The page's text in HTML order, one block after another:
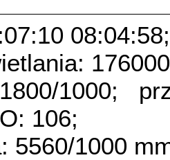
08:04:58;
1000;
106;
5560/1000